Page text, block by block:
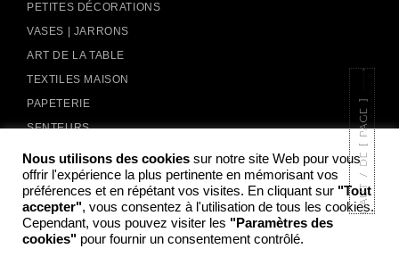
PETITES DÉCORATIONS
VASES | JARRONS
ART DE LA TABLE
TEXTILES MAISON
PAPETERIE
SENTEURS
• Bougies
• Parfums
OBJETS CHINÉS
Nous utilisons des cookies sur notre site Web pour vous
offrir l'expérience la plus pertinente en mémorisant vos
préférences et en répétant vos visites. En cliquant sur "Tout
accepter", vous consentez à l'utilisation de tous les cookies.
Cependant, vous pouvez visiter les "Paramètres des
cookies" pour fournir un consentement contrôlé.